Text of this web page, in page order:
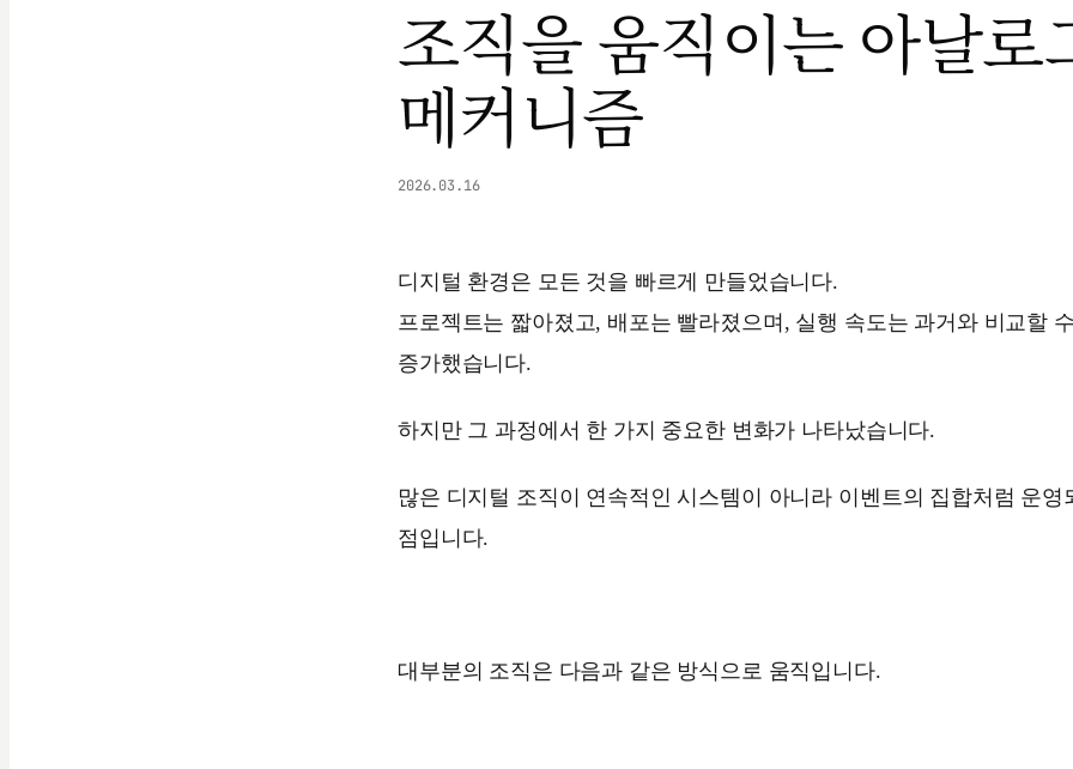
조직을 움직이는 아날로
메커니즘
2026.03.16
디지털 환경은 모든 것을 빠르게 만들었습니다.
프로젝트는 짧아졌고, 배포는 빨라졌으며, 실행 속도는 과거와 비교할
증가했습니다.
하지만 그 과정에서 한 가지 중요한 변화가 나타났습니다.
많은 디지털 조직이 연속적인 시스템이 아니라 이벤트의 집합처럼 운영
점입니다.
대부분의 조직은 다음과 같은 방식으로 움직입니다.